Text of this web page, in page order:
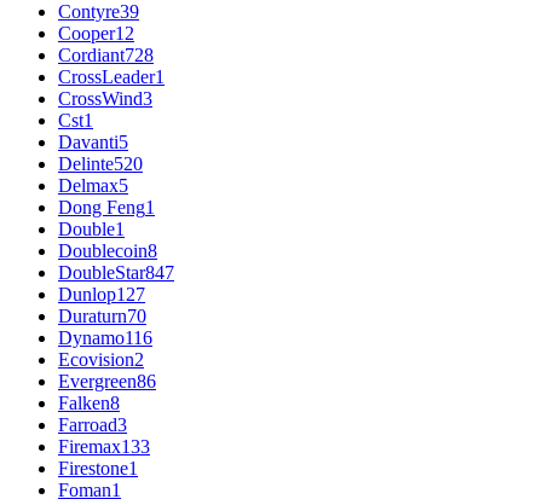
Contyre39
Cooper12
Cordiant728
CrossLeader1
CrossWind3
Cst1
Davanti5
Delinte520
Delmax5
Dong Feng1
Double1
Doublecoin8
DoubleStar847
Dunlop127
Duraturn70
Dynamo116
Ecovision2
Evergreen86
Falken8
Farroad3
Firemax133
Firestone1
Foman1